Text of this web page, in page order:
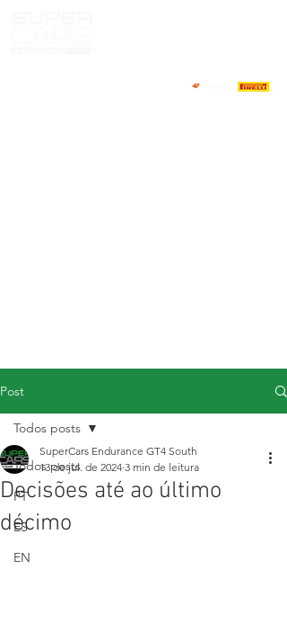
Post
Todos posts
PT
ES
EN
Todos posts
Decisões até ao último
décimo
SuperCars Endurance GT4 South
13 de jul. de 2024 3 min de leitura